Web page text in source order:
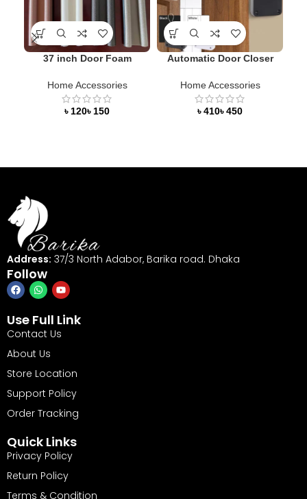
37 inch Door Foam
Home Accessories
৳ ৳
Automatic Door Closer
Home Accessories
৳ ৳
Address: 37/3 North Adabor, Barika road. Dhaka
Follow
Use Full Link
Contact Us
About Us
Store Location
Support Policy
Order Tracking
Quick Links
Privacy Policy
Return Policy
Terms & Condition